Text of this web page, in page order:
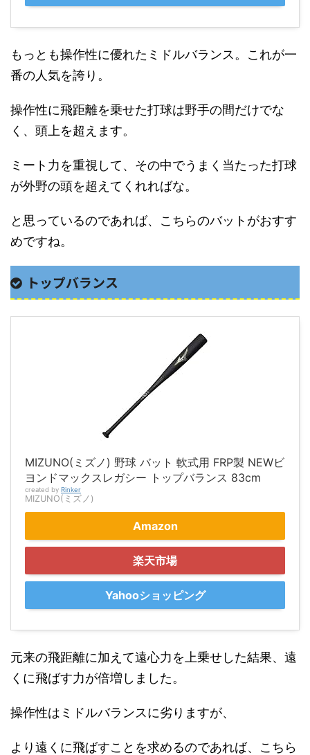
もっとも操作性に優れたミドルバランス。これが一
番の人気を誇り。
操作性に飛距離を乗せた打球は野手の間だけでな
く、頭上を超えます。
ミート力を重視して、その中でうまく当たった打球
が外野の頭を超えてくれればな。
と思っているのであれば、こちらのバットがおすす
めですね。
トップバランス
MIZUNO(ミズノ) 野球 バット 軟式用 FRP製 NEWビ
ヨンドマックスレガシー トップバランス 83cm
created by Rinker
MIZUNO(ミズノ)
Amazon
楽天市場
Yahooショッピング
元来の飛距離に加えて遠心力を上乗せした結果、遠
くに飛ばす力が倍増しました。
操作性はミドルバランスに劣りますが、
より遠くに飛ばすことを求めるのであれば、こちら